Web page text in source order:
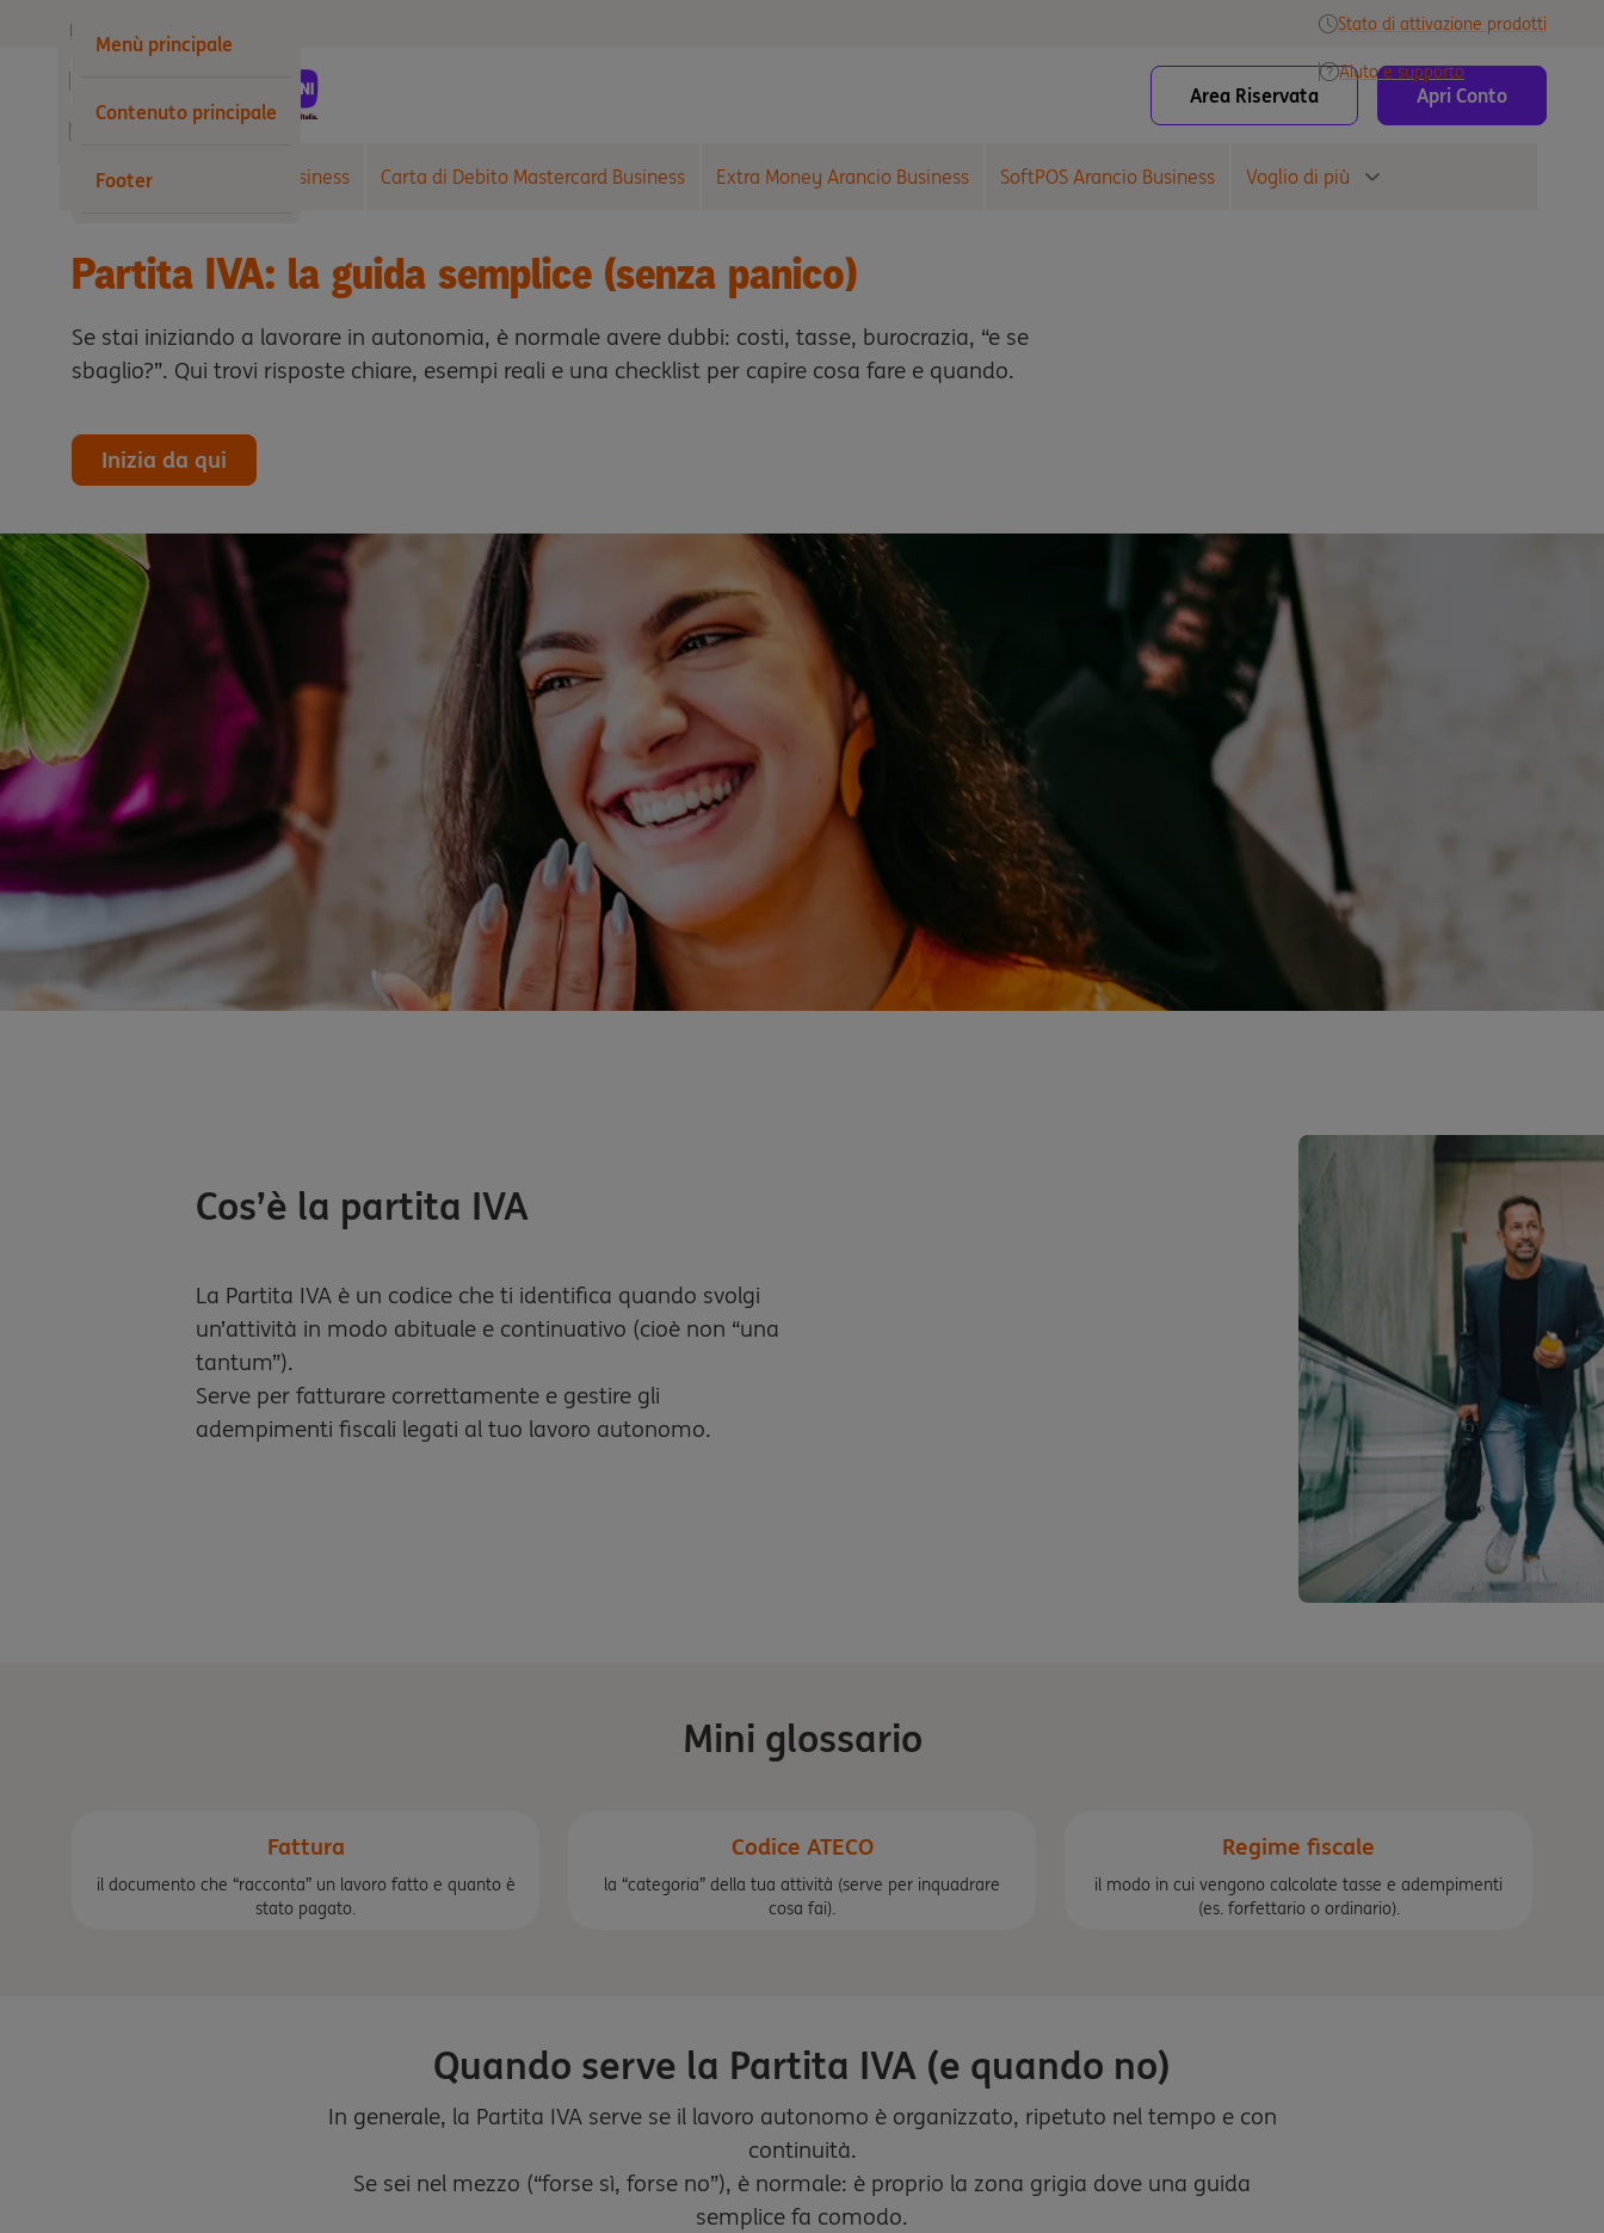
Menù principale
Contenuto principale
Footer
Privati
Wholesale
Stato di attivazione prodotti
Aiuto e supporto
Area Riservata Apri Conto
Conto Corrente Arancio Business Carta di Debito Mastercard Business Extra Money Arancio Business SoftPOS Arancio Business Voglio di più
Partita IVA: la guida semplice (senza panico)
Se stai iniziando a lavorare in autonomia, è normale avere dubbi: costi, tasse, burocrazia, “e se
sbaglio?”. Qui trovi risposte chiare, esempi reali e una checklist per capire cosa fare e quando.
Inizia da qui
Cos’è la partita IVA
La Partita IVA è un codice che ti identifica quando svolgi
un’attività in modo abituale e continuativo (cioè non “una
tantum”).
Serve per fatturare correttamente e gestire gli
adempimenti fiscali legati al tuo lavoro autonomo.
Mini glossario
Fattura
il documento che “racconta” un lavoro fatto e quanto è
stato pagato.
Codice ATECO
la “categoria” della tua attività (serve per inquadrare
cosa fai).
Regime fiscale
il modo in cui vengono calcolate tasse e adempimenti
(es. forfettario o ordinario).
Quando serve la Partita IVA (e quando no)
In generale, la Partita IVA serve se il lavoro autonomo è organizzato, ripetuto nel tempo e con
continuità.
Se sei nel mezzo (“forse sì, forse no”), è normale: è proprio la zona grigia dove una guida
semplice fa comodo.